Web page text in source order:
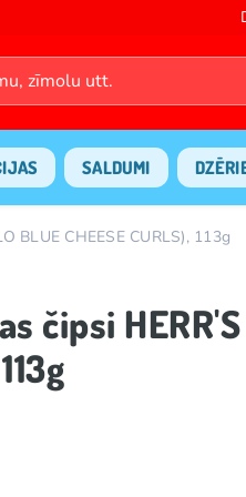
SALDUMI
BLUE CHEESE CURLS), 113g
čipsi HERR'S